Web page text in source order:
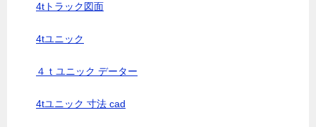
4tトラック図面
4tユニック
４ｔユニック データー
4tユニック 寸法 cad